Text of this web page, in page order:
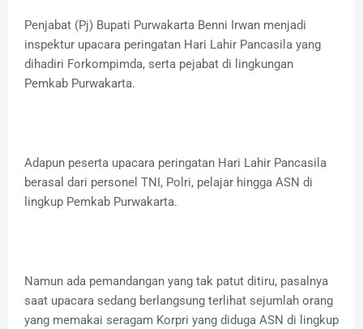
Penjabat (Pj) Bupati Purwakarta Benni Irwan menjadi
inspektur upacara peringatan Hari Lahir Pancasila yang
dihadiri Forkompimda, serta pejabat di lingkungan
Pemkab Purwakarta.
Adapun peserta upacara peringatan Hari Lahir Pancasila
berasal dari personel TNI, Polri, pelajar hingga ASN di
lingkup Pemkab Purwakarta.
Namun ada pemandangan yang tak patut ditiru, pasalnya
saat upacara sedang berlangsung terlihat sejumlah orang
yang memakai seragam Korpri yang diduga ASN di lingkup